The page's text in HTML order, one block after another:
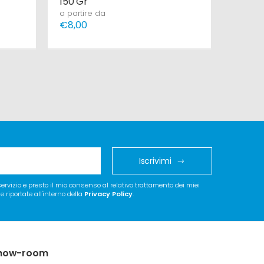
a partire da
€8,00
Iscrivimi
e presto il mio consenso al relativo trattamento dei miei
riportate all'interno della Privacy Policy.
room